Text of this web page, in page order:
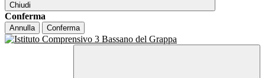
Chiudi
Conferma
Annulla Conferma